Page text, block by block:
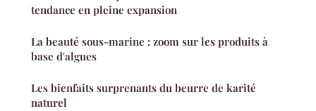
tendance en pleine expansion
La beauté sous-marine : zoom sur les produits à
base d'algues
Les bienfaits surprenants du beurre de karité
naturel